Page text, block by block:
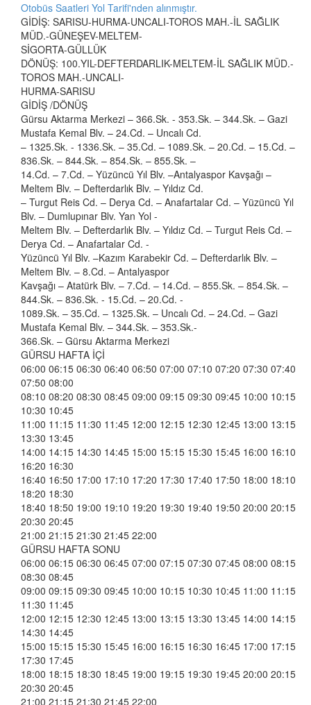
Otobüs Saatleri Yol Tarifi'nden alınmıştır.
GİDİŞ: SARISU-HURMA-UNCALI-TOROS MAH.-İL SAĞLIK
MÜD.-GÜNEŞEV-MELTEM-
SİGORTA-GÜLLÜK
DÖNÜŞ: 100.YIL-DEFTERDARLIK-MELTEM-İL SAĞLIK MÜD.-
TOROS MAH.-UNCALI-
HURMA-SARISU
GİDİŞ /DÖNÜŞ
Gürsu Aktarma Merkezi – 366.Sk. - 353.Sk. – 344.Sk. – Gazi
Mustafa Kemal Blv. – 24.Cd. – Uncalı Cd.
– 1325.Sk. - 1336.Sk. – 35.Cd. – 1089.Sk. – 20.Cd. – 15.Cd. –
836.Sk. – 844.Sk. – 854.Sk. – 855.Sk. –
14.Cd. – 7.Cd. – Yüzüncü Yıl Blv. –Antalyaspor Kavşağı –
Meltem Blv. – Defterdarlık Blv. – Yıldız Cd.
– Turgut Reis Cd. – Derya Cd. – Anafartalar Cd. – Yüzüncü Yıl
Blv. – Dumlupınar Blv. Yan Yol -
Meltem Blv. – Defterdarlık Blv. – Yıldız Cd. – Turgut Reis Cd. –
Derya Cd. – Anafartalar Cd. -
Yüzüncü Yıl Blv. –Kazım Karabekir Cd. – Defterdarlık Blv. –
Meltem Blv. – 8.Cd. – Antalyaspor
Kavşağı – Atatürk Blv. – 7.Cd. – 14.Cd. – 855.Sk. – 854.Sk. –
844.Sk. – 836.Sk. - 15.Cd. – 20.Cd. -
1089.Sk. – 35.Cd. – 1325.Sk. – Uncalı Cd. – 24.Cd. – Gazi
Mustafa Kemal Blv. – 344.Sk. – 353.Sk.-
366.Sk. – Gürsu Aktarma Merkezi
GÜRSU HAFTA İÇİ
06:00 06:15 06:30 06:40 06:50 07:00 07:10 07:20 07:30 07:40
07:50 08:00
08:10 08:20 08:30 08:45 09:00 09:15 09:30 09:45 10:00 10:15
10:30 10:45
11:00 11:15 11:30 11:45 12:00 12:15 12:30 12:45 13:00 13:15
13:30 13:45
14:00 14:15 14:30 14:45 15:00 15:15 15:30 15:45 16:00 16:10
16:20 16:30
16:40 16:50 17:00 17:10 17:20 17:30 17:40 17:50 18:00 18:10
18:20 18:30
18:40 18:50 19:00 19:10 19:20 19:30 19:40 19:50 20:00 20:15
20:30 20:45
21:00 21:15 21:30 21:45 22:00
GÜRSU HAFTA SONU
06:00 06:15 06:30 06:45 07:00 07:15 07:30 07:45 08:00 08:15
08:30 08:45
09:00 09:15 09:30 09:45 10:00 10:15 10:30 10:45 11:00 11:15
11:30 11:45
12:00 12:15 12:30 12:45 13:00 13:15 13:30 13:45 14:00 14:15
14:30 14:45
15:00 15:15 15:30 15:45 16:00 16:15 16:30 16:45 17:00 17:15
17:30 17:45
18:00 18:15 18:30 18:45 19:00 19:15 19:30 19:45 20:00 20:15
20:30 20:45
21:00 21:15 21:30 21:45 22:00